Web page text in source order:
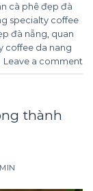
cà phê đẹp đà
specialty coffee
đà nẵng quan
coffee da nang
Leave a comment
thành